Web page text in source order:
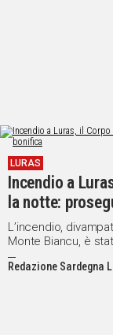
LURAS
Incendio a
la notte:
L’incendio,
Monte Biancu, è
ore di questa
Redazione Sardegna